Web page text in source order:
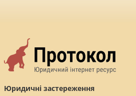
Юридичні застереження